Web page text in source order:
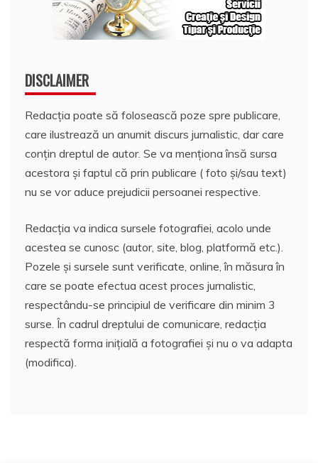
DISCLAIMER
Redacția poate să folosească poze spre publicare,
care ilustrează un anumit discurs jurnalistic, dar care
conțin dreptul de autor. Se va menționa însă sursa
acestora și faptul că prin publicare ( foto și/sau text)
nu se vor aduce prejudicii persoanei respective.
Redacția va indica sursele fotografiei, acolo unde
acestea se cunosc (autor, site, blog, platformă etc.).
Pozele și sursele sunt verificate, online, în măsura în
care se poate efectua acest proces jurnalistic,
respectându-se principiul de verificare din minim 3
surse. În cadrul dreptului de comunicare, redacția
respectă forma inițială a fotografiei și nu o va adapta
(modifica).